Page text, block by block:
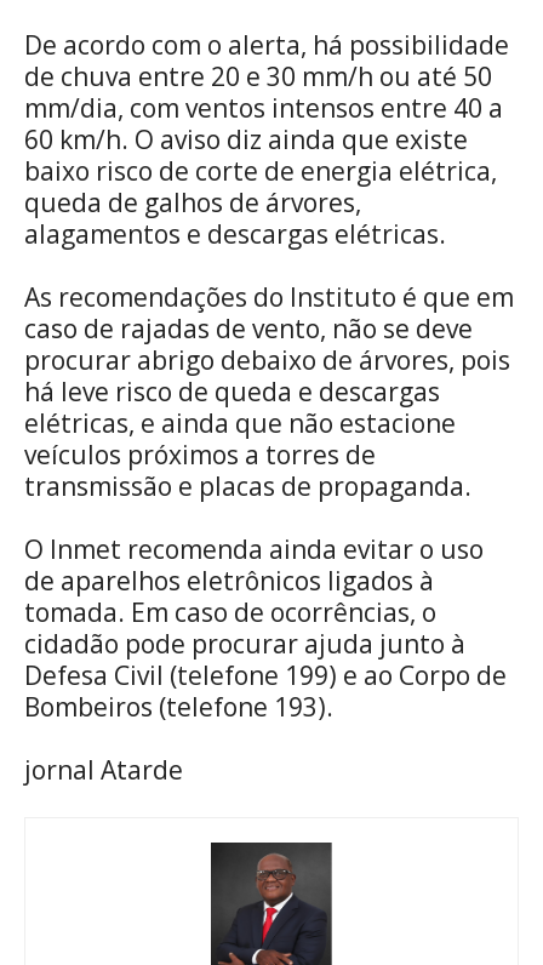
De acordo com o alerta, há possibilidade
de chuva entre 20 e 30 mm/h ou até 50
mm/dia, com ventos intensos entre 40 a
60 km/h. O aviso diz ainda que existe
baixo risco de corte de energia elétrica,
queda de galhos de árvores,
alagamentos e descargas elétricas.
As recomendações do Instituto é que em
caso de rajadas de vento, não se deve
procurar abrigo debaixo de árvores, pois
há leve risco de queda e descargas
elétricas, e ainda que não estacione
veículos próximos a torres de
transmissão e placas de propaganda.
O Inmet recomenda ainda evitar o uso
de aparelhos eletrônicos ligados à
tomada. Em caso de ocorrências, o
cidadão pode procurar ajuda junto à
Defesa Civil (telefone 199) e ao Corpo de
Bombeiros (telefone 193).
jornal Atarde